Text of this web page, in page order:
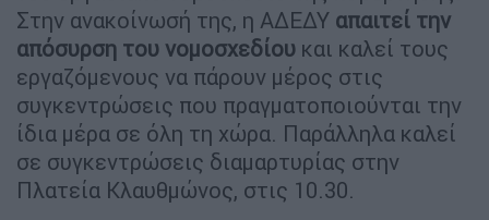
Στην ανακοίνωσή της, η ΑΔΕΔΥ απαιτεί την
απόσυρση του νομοσχεδίου και καλεί τους
εργαζόμενους να πάρουν μέρος στις
συγκεντρώσεις που πραγματοποιούνται την
ίδια μέρα σε όλη τη χώρα. Παράλληλα καλεί
σε συγκεντρώσεις διαμαρτυρίας στην
Πλατεία Κλαυθμώνος, στις 10.30.